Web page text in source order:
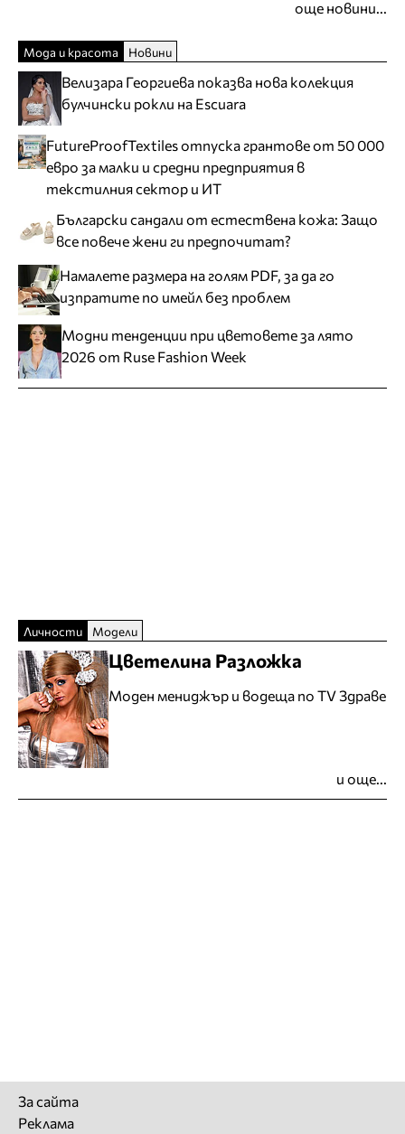
още новини...
Мода и красота Новини
Велизара Георгиева показва нова колекция
булчински рокли на Escuara
FutureProofTextiles отпуска грантове от 50 000
евро за малки и средни предприятия в
текстилния сектор и ИТ
Български сандали от естествена кожа: Защо
все повече жени ги предпочитат?
Намалете размера на голям PDF, за да го
изпратите по имейл без проблем
Модни тенденции при цветовете за лято
2026 от Ruse Fashion Week
Личности Модели
Цветелина Разложка
Моден мениджър и водеща по TV Здраве
и още...
За сайта
Реклама